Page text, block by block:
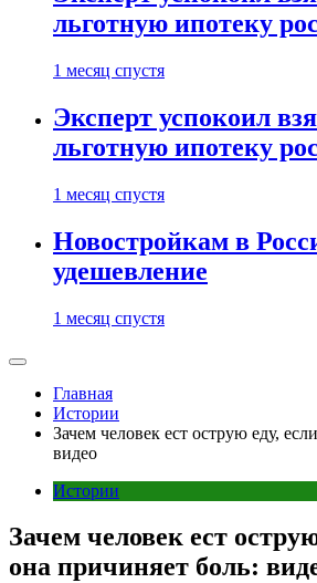
льготную ипотеку
1 месяц спустя
Эксперт успокоил
льготную ипотеку
1 месяц спустя
Новостройкам в
удешевление
1 месяц спустя
Главная
Истории
Зачем человек ест острую еду,
видео
Истории
Зачем человек ест
она причиняет боль: